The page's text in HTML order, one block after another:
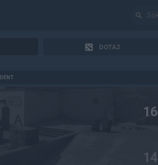
DOTA2
16
14